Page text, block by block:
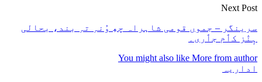
Next Post
سرینگر – جموں قومی شاہراہ چھِ وُنہِ تہِ بند، بحالی
ہٕنٛز کٲم جٲری۔
You might also like More from author
اداریہ